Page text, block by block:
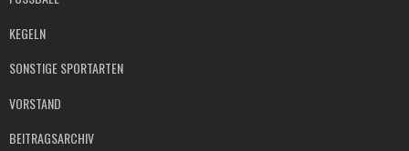
KEGELN
SONSTIGE SPORTARTEN
VORSTAND
BEITRAGSARCHIV